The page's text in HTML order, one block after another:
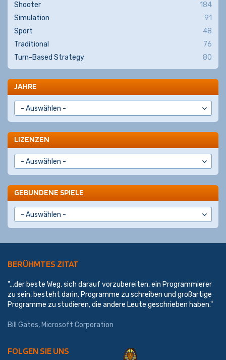
Shooter
184
Simulation
91
Sport
48
Traditional
76
Turn-Based Strategy
80
JAHRE
LIZENZEN
GEBUNDENE SPIELE
BERÜHMTES ZITAT
"...der beste Weg, sich darauf vorzubereiten, ein Programmierer
zu sein, besteht darin, Programme zu schreiben und großartige
Programme zu studieren, die andere Leute geschrieben haben."
Bill Gates, Microsoft Corporation
FOLGEN SIE UNS